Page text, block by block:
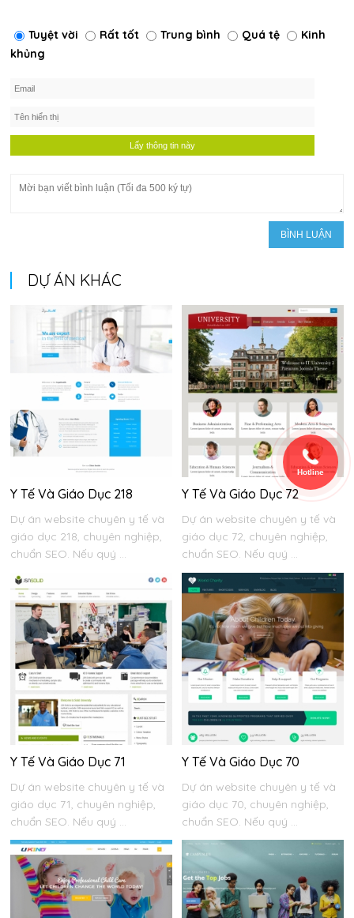
Tuyệt vời Rất tốt Trung bình Quá tệ
Kinh
khủng
DỰ ÁN KHÁC
Y Tế Và Giáo Dục 218
Dự án website chuyên y tế và
giáo dục 218, chuyên nghiệp,
chuẩn SEO. Nếu quý ...
Y Tế Và Giáo Dục 72
Dự án website chuyên y tế và
giáo dục 72, chuyên nghiệp,
chuẩn SEO. Nếu quý ...
Y Tế Và Giáo Dục 71
Dự án website chuyên y tế và
giáo dục 71, chuyên nghiệp,
chuẩn SEO. Nếu quý ...
Y Tế Và Giáo Dục 70
Dự án website chuyên y tế và
giáo dục 70, chuyên nghiệp,
chuẩn SEO. Nếu quý ...
Hotline